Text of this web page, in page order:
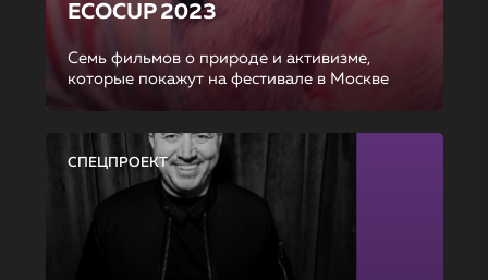
ECOCUP 2023
Семь фильмов о природе и активизме,
которые покажут на фестивале в Москве
СПЕЦПРОЕКТ